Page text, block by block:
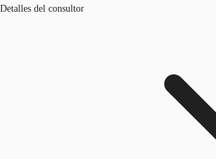
Detalles del consultor